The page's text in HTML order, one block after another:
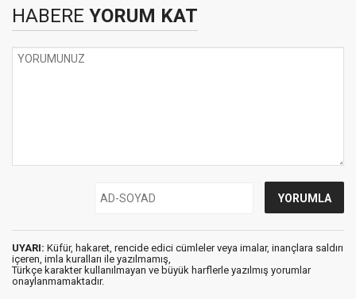
HABERE YORUM KAT
UYARI: Küfür, hakaret, rencide edici cümleler veya imalar, inançlara saldırı
içeren, imla kuralları ile yazılmamış,
Türkçe karakter kullanılmayan ve büyük harflerle yazılmış yorumlar
onaylanmamaktadır.